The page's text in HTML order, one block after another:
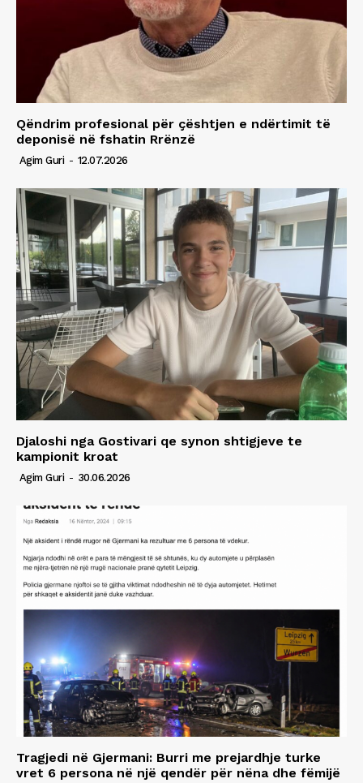
Qëndrim profesional për çështjen e ndërtimit të
deponisë në fshatin Rrënzë
Agim Guri - 12.07.2026
Djaloshi nga Gostivari qe synon shtigjeve te
kampionit kroat
Agim Guri - 30.06.2026
Tragjedi në Gjermani: Burri me prejardhje turke
vret 6 persona në një qendër për nëna dhe fëmijë